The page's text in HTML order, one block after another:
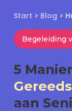
Start > Blog >
Begeleiding
5
aan